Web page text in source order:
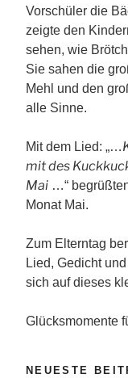
Vorschüler die
zeigte den
sehen, wie
Sie sahen die
Mehl und den
alle Sinne.
Mit dem Lied: „…
mit des
Mai …“
Monat Mai.
Zum Elterntag
Lied, Gedicht
sich auf dieses
Glücksmomente
NEUESTE